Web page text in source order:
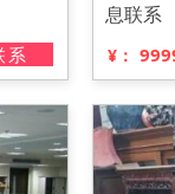
系
息联系
¥：